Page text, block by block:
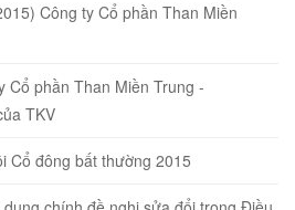
Công ty Cổ phần Than Miền
phần Than Miền Trung -
TKV
Cổ đông bất thường 2015